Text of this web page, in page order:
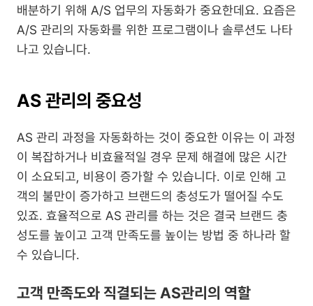
배분하기 위해 A/S 업무의 자동화가 중요한데요. 요즘은
A/S 관리의 자동화를 위한 프로그램이나 솔루션도 나타
나고 있습니다.
AS 관리의 중요성
AS 관리 과정을 자동화하는 것이 중요한 이유는 이 과정
이 복잡하거나 비효율적일 경우 문제 해결에 많은 시간
이 소요되고, 비용이 증가할 수 있습니다. 이로 인해 고
객의 불만이 증가하고 브랜드의 충성도가 떨어질 수도
있죠. 효율적으로 AS 관리를 하는 것은 결국 브랜드 충
성도를 높이고 고객 만족도를 높이는 방법 중 하나라 할
수 있습니다.
고객 만족도와 직결되는 AS관리의 역할